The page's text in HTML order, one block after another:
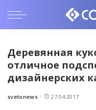
Деревянная
отличное
дизайнерских
Posted
svetonews 27.04.2017